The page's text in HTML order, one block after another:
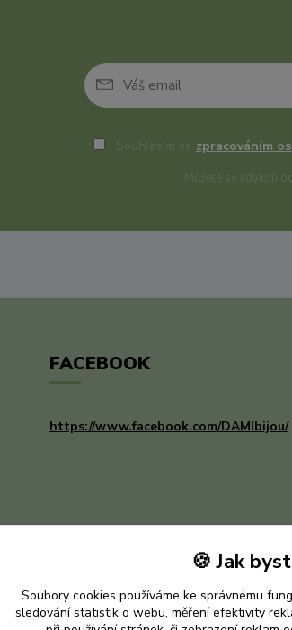
Souhlasím se zpracováním
Můžete se kdykoli
FACEBOOK
https://www.facebook.com/DAMIbijou/
🍪 Jak
Soubory cookies používáme ke správnému
sledování statistik o webu, měření efektivity